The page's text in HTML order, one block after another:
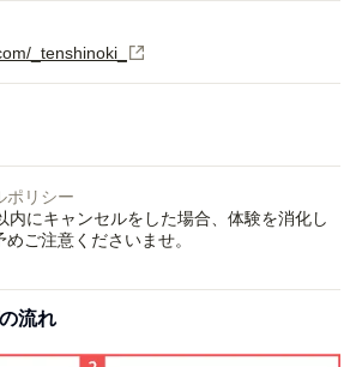
_tenshinoki_
ポリシー
内にキャンセルをした場合、体験を消化し
ご注意くださいませ。
流れ